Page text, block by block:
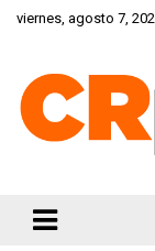
Skipviernes, agosto 7,